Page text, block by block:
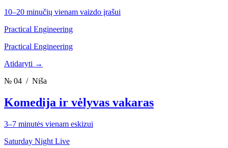
10–20 minučių vienam vaizdo įrašui
Practical Engineering
Practical Engineering
Atidaryti →
№ 04 / Niša
Komedija ir vėlyvas vakaras
3–7 minutės vienam eskizui
Saturday Night Live